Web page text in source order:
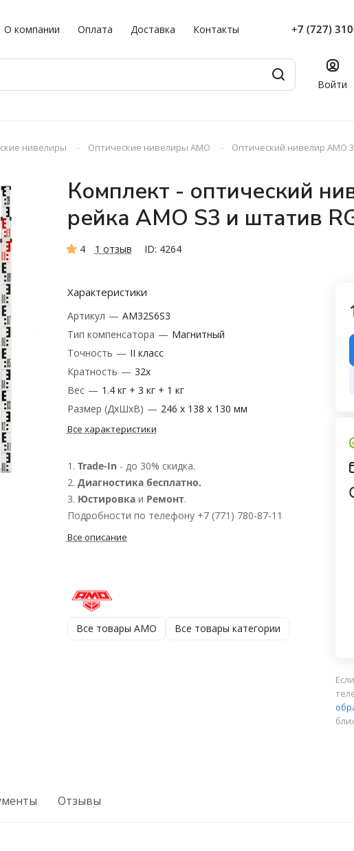
О компании Оплата Доставка Контакты +7 (727)
Войти
нивелиры – Оптические нивелиры AMO – Оптический нивелир AMO
Комплект - оптический
рейка AMO S3 и штатив
4 1 отзыв ID: 4264
Характеристики
Артикул — AM32S6S3
Тип компенсатора — Магнитный
Точность — II класс
Кратность — 32х
Вес — 1.4 кг + 3 кг + 1 кг
Размер (ДxШxВ) — 246 х 138 х 130 мм
Все характеристики
1. Trade-In- до 30% скидка.
2. Диагностика бесплатно.
3. Юстировкаи Ремонт.
Подробности по телефону +7 (771) 780-87-11
Все описание
Все товары AMO Все товары категории
Отзывы